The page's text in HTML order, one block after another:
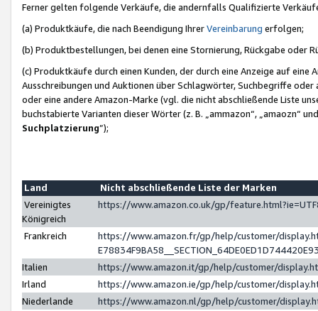
Ferner gelten folgende Verkäufe, die andernfalls Qualifizierte
(a) Produktkäufe, die nach Beendigung IhrerVereinbarung erfolgen;
(b) Produktbestellungen, bei denen eine Stornierung, Rückgabe oder
(c) Produktkäufe durch einen Kunden, der durch eine Anzeige auf
Ausschreibungen und Auktionen über Schlagwörter, Suchbegriffe
oder eine andere Amazon-Marke (vgl. die nicht abschließende Liste
buchstabierte Varianten dieser Wörter (z. B. „ammazon“, „amaozn“
Suchplatzierung”);
Land
Nicht abschließende Liste der Marken
Vereinigtes
Königreich
https://www.amazon.co.uk/gp/
Frankreich
https://www.amazon.fr/gp/help/customer/
Italien
https://www.amazon.it/gp/help/customer/
Irland
https://www.amazon.ie/gp/help/customer/
Niederlande
https://www.amazon.nl/gp/help/customer/